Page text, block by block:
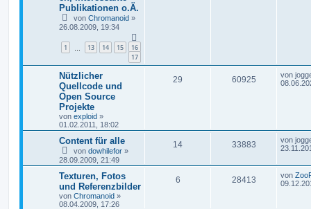
Publikationen o.Ä.
von Chromanoid »
26.08.2009, 19:34
1 13 14 15
16
17
Nützlicher
Quellcode und
Open Source
Projekte
von exploid »
01.02.2011, 18:02
29 60925 von
Content für alle
von dowhilefor »
28.09.2009, 21:49
14 33883 von
Texturen, Fotos
und Referenzbilder
von Chromanoid »
08.04.2009, 17:26
6 28413 von